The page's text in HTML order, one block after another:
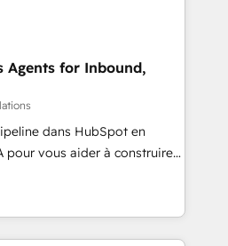
Agents for Inbound,
dans HubSpot en
pour vous aider à construire
Linkedin) et ensuite fermer
site avec l'Agent de